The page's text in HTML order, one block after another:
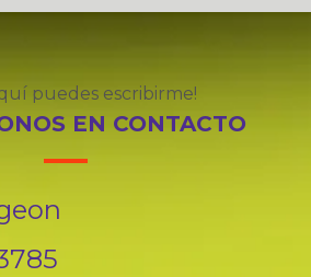
puedes escribirme!
EN CONTACTO